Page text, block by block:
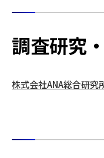
調査研究
株式会社ANA総合研究